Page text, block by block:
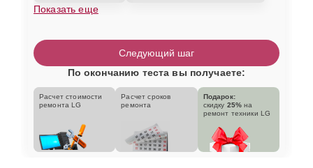
Показать еще
Следующий шаг
По окончанию теста вы получаете:
Расчет стоимости
ремонта LG
Расчет сроков
ремонта
Подарок:
скидку 25% на
ремонт техники LG